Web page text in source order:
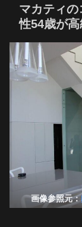
マカティ
性54歳が高
画像参照元：